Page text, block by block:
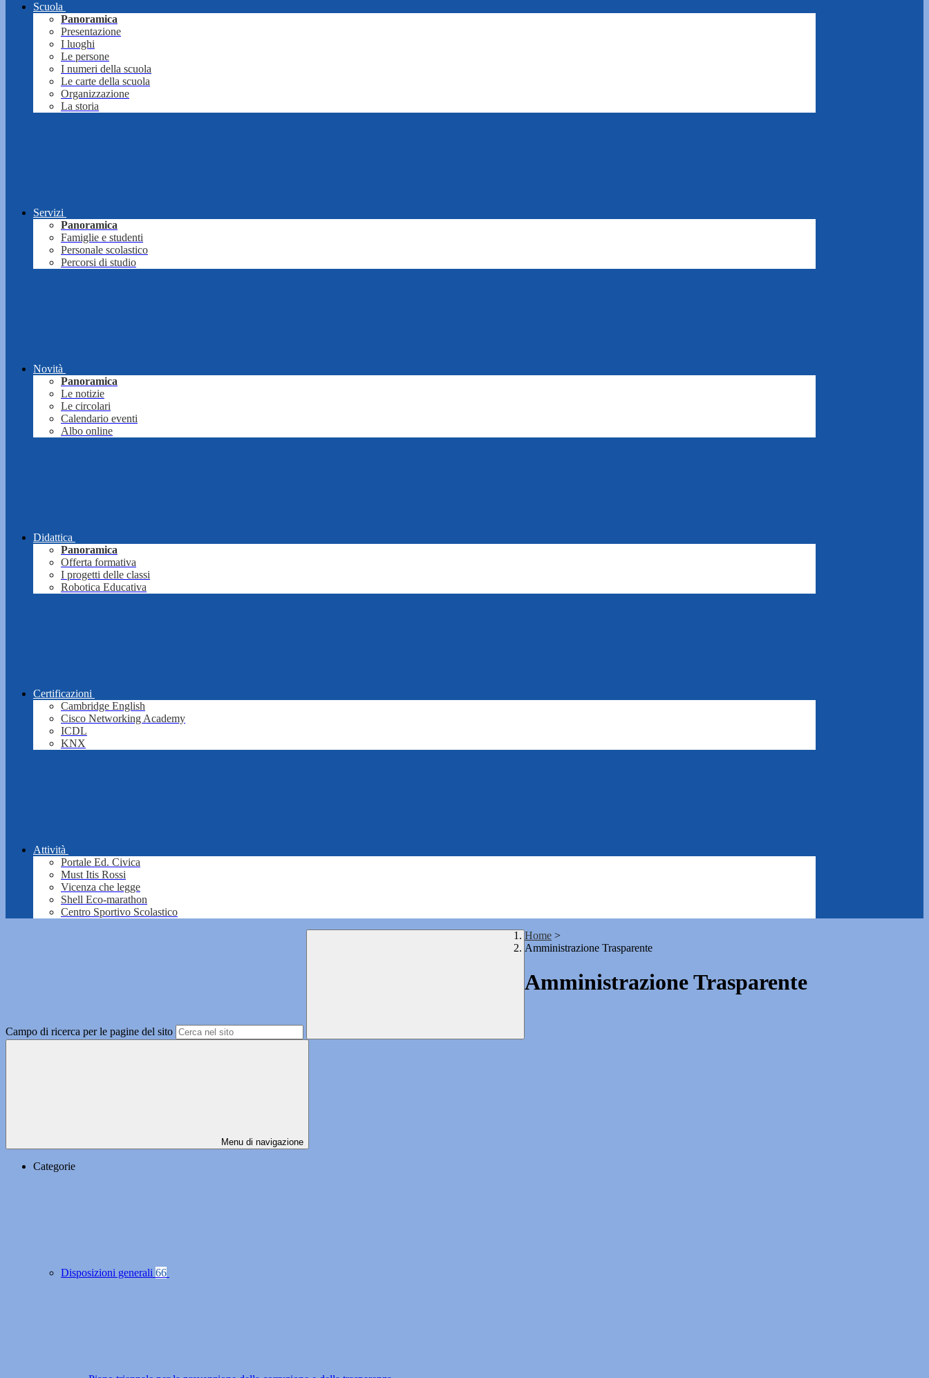
Scuola
Panoramica
Presentazione
I luoghi
Le persone
I numeri della scuola
Le carte della scuola
Organizzazione
La storia
Servizi
Panoramica
Famiglie e studenti
Personale scolastico
Percorsi di studio
Novità
Panoramica
Le notizie
Le circolari
Calendario eventi
Albo online
Didattica
Panoramica
Offerta formativa
I progetti delle classi
Robotica Educativa
Certificazioni
Cambridge English
Cisco Networking Academy
ICDL
KNX
Attività
Portale Ed. Civica
Must Itis Rossi
Vicenza che legge
Shell Eco-marathon
Centro Sportivo Scolastico
Campo di ricerca per le pagine del sito
Home >
Amministrazione Trasparente
Amministrazione Trasparente
Menu di navigazione
Categorie
Disposizioni generali 66